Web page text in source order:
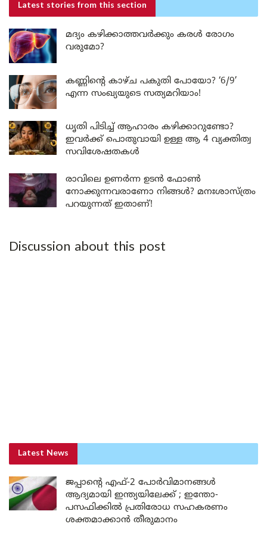
Latest stories from this section
മദ്യം കഴിക്കാത്തവർക്കും കരൾ രോഗം
വരുമോ?
കണ്ണിന്റെ കാഴ്ച പകുതി പോയോ? ‘6/9’
എന്ന സംഖ്യയുടെ സത്യമറിയാം!
ധൃതി പിടിച്ച് ആഹാരം കഴിക്കാറുണ്ടോ?
ഇവർക്ക് പൊതുവായി ഉള്ള ആ 4 വ്യക്തിത്വ
സവിശേഷതകൾ
രാവിലെ ഉണർന്ന ഉടൻ ഫോൺ
നോക്കുന്നവരാണോ നിങ്ങൾ? മനഃശാസ്ത്രം
പറയുന്നത് ഇതാണ്!
Discussion about this post
Latest News
ജപ്പാന്റെ എഫ്-2 പോർവിമാനങ്ങൾ
ആദ്യമായി ഇന്ത്യയിലേക്ക് ; ഇന്തോ-
പസഫിക്കിൽ പ്രതിരോധ സഹകരണം
ശക്തമാക്കാൻ തീരുമാനം